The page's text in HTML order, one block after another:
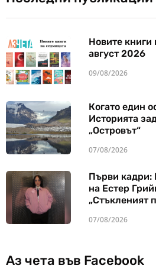
Новите
август 2026
09/08/2026
Когато един
Историята
„Островът“
07/08/2026
Първи кадри:
на Естер
„Стъкленият
07/08/2026
Аз чета във Facebook